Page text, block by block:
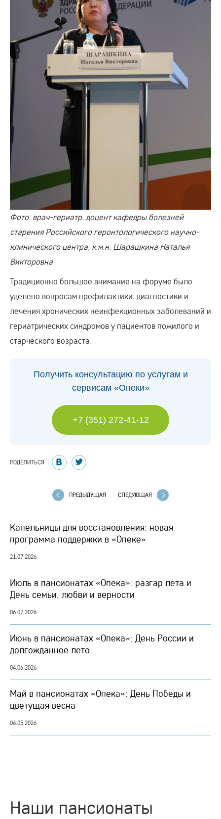
Фото: врач-гериатр, доцент кафедры болезней
старения Российского геронтологического научно-
клинического центра, к.м.н. Шарашкина Наталья
Викторовна
Традиционно большое внимание на форуме было
уделено вопросам профилактики, диагностики и
лечения хронических неинфекционных заболеваний и
гериатрических синдромов у пациентов пожилого и
старческого возраста.
Получить консультацию по услугам и
сервисам «Опеки»
+7 (351) 272-41-12
ПОДЕЛИТЬСЯ
ПРЕДЫДУЩАЯ СЛЕДУЮЩАЯ
Капельницы для восстановления: новая
программа поддержки в «Опеке»
21.07.2026
Июль в пансионатах «Опека»: разгар лета и
День семьи, любви и верности
06.07.2026
Июнь в пансионатах «Опека»: День России и
долгожданное лето
04.06.2026
Май в пансионатах «Опека»: День Победы и
цветущая весна
06.05.2026
Наши пансионаты